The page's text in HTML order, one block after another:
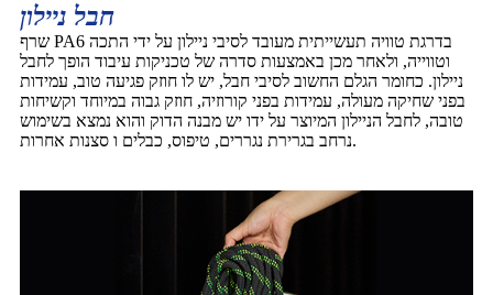
חבל ניילון
שרף PA6 בדרגת טוויה תעשייתית מעובד לסיבי ניילון על ידי התכה
וטווייה, ולאחר מכן באמצעות סדרה של טכניקות עיבוד הופך לחבל
ניילון. כחומר הגלם החשוב לסיבי חבל, יש לו חוזק פגיעה טוב, עמידות
בפני שחיקה מעולה, עמידות בפני קורוזיה, חוזק גבוה במיוחד וקשיחות
טובה, לחבל הניילון המיוצר על ידו יש מבנה הדוק והוא נמצא בשימוש
נרחב בגרירת נגררים, טיפוס, כבלים ו סצנות אחרות.